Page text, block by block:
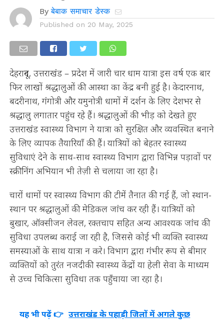
By बेबाक समाचार डेस्क
Published on 20 May, 2025
देहरादून, उत्तराखंड – प्रदेश में जारी चार धाम यात्रा इस वर्ष एक बार
फिर लाखों श्रद्धालुओं की आस्था का केंद्र बनी हुई है। केदारनाथ,
बदरीनाथ, गंगोत्री और यमुनोत्री धामों में दर्शन के लिए देशभर से
श्रद्धालु लगातार पहुंच रहे हैं। श्रद्धालुओं की भीड़ को देखते हुए
उत्तराखंड स्वास्थ्य विभाग ने यात्रा को सुरक्षित और व्यवस्थित बनाने
के लिए व्यापक तैयारियाँ की हैं। यात्रियों को बेहतर स्वास्थ्य
सुविधाएं देने के साथ-साथ स्वास्थ्य विभाग द्वारा विभिन्न पड़ावों पर
स्क्रीनिंग अभियान भी तेज़ी से चलाया जा रहा है।
चारों धामों पर स्वास्थ्य विभाग की टीमें तैनात की गई हैं, जो स्थान-
स्थान पर श्रद्धालुओं की मेडिकल जांच कर रही हैं। यात्रियों को
बुखार, ऑक्सीजन लेवल, रक्तचाप सहित अन्य आवश्यक जांच की
सुविधा उपलब्ध कराई जा रही है, जिससे कोई भी व्यक्ति स्वास्थ्य
समस्याओं के साथ यात्रा न करे। विभाग द्वारा गंभीर रूप से बीमार
व्यक्तियों को तुरंत नजदीकी स्वास्थ्य केंद्रों या हेली सेवा के माध्यम
से उच्च चिकित्सा सुविधा तक पहुँचाया जा रहा है।
यह भी पढ़ें 👉 उत्तराखंड के पहाड़ी जिलों में अगले कुछ